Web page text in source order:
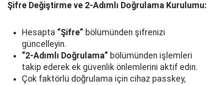
Şifre Değiştirme ve 2-Adımlı Doğrulama Kurulumu:
Hesapta “Şifre” bölümünden şifrenizi
güncelleyin.
“2-Adımlı Doğrulama” bölümünden işlemleri
takip ederek ek güvenlik önlemlerini aktif edin.
Çok faktörlü doğrulama için cihaz passkey,